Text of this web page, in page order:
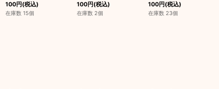
100円(税込)
在庫数 15個
100円(税込)
在庫数 2個
100円(税込)
在庫数 23個